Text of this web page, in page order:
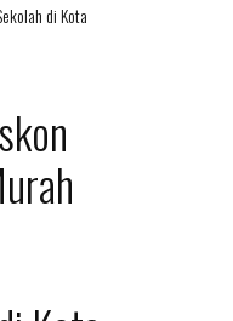
di Kota